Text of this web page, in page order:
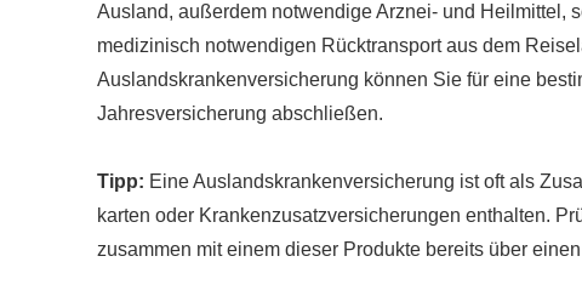
Ausland, außerdem notwendige Arznei- und Heilmittel,
medizinisch notwendigen Rücktransport aus dem
Auslandskrankenversicherung können Sie für eine
Jahresversicherung abschließen.
Tipp: Eine Auslandskrankenversicherung ist oft als
karten oder Kranken­zusatz­ver­si­che­rungen enthalten.
zusammen mit einem dieser Produkte bereits über